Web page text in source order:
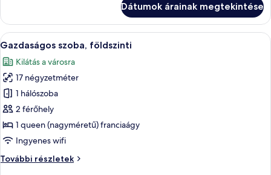
Chair)
további
részletei
Dátumok árainak megtekintése
A
következő
szoba
összes
képének
megtekintése:
Gazdaságos
szoba,
földszinti
Gazdaságos szoba, földszinti |
1
Gazdaságos szoba, földszinti
Kilátás a városra
17 négyzetméter
1 hálószoba
2 férőhely
1 queen (nagyméretű) franciaágy
Ingyenes wifi
További részletek
Gazdaságos